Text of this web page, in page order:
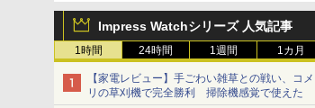
Impress Watchシリーズ 人気記事
1時間 24時間 1週間 1カ月
【家電レビュー】手ごわい雑草との戦い、コメ
リの草刈機で完全勝利 掃除機感覚で使えた